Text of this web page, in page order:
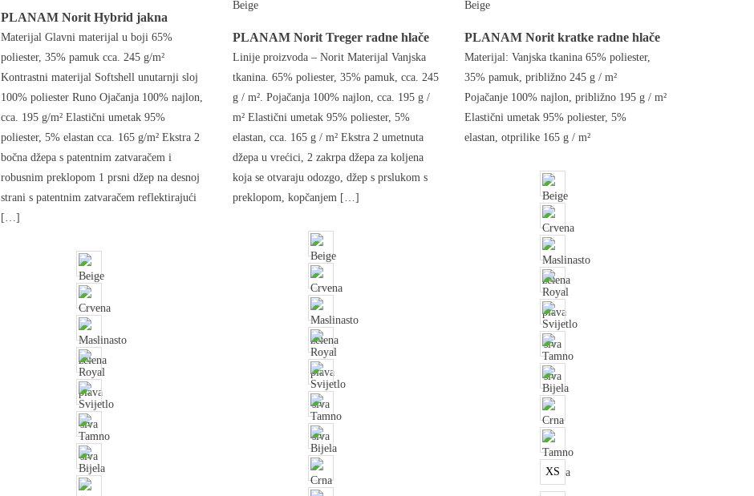
PLANAM Norit Hybrid jakna
Materijal Glavni materijal u boji 65%
poliester, 35% pamuk cca. 245 g/m²
Kontrastni materijal Softshell unutarnji sloj
100% poliester Runo Ojačanja 100% najlon,
cca. 195 g/m² Elastični umetak 95%
poliester, 5% elastan cca. 165 g/m² Ekstra 2
bočna džepa s patentnim zatvaračem i
robusnim preklopom 1 prsni džep na desnoj
strani s patentnim zatvaračem reflektirajući
[…]
PLANAM Norit Treger radne hlače
Linije proizvoda – Norit Materijal Vanjska
tkanina. 65% poliester, 35% pamuk, cca. 245
g / m². Pojačanja 100% najlon, cca. 195 g /
m² Elastični umetak 95% poliester, 5%
elastan, cca. 165 g / m² Ekstra 2 umetnuta
džepa u vrećici, 2 zakrpa džepa za koljena
koja se otvaraju odozgo, džep s prslukom s
preklopom, kopčanjem […]
PLANAM Norit kratke radne hlače
Materijal: Vanjska tkanina 65% poliester,
35% pamuk, približno 245 g / m²
Pojačanje 100% najlon, približno 195 g / m²
Elastični umetak 95% poliester, 5%
elastan, otprilike 165 g / m²
XS